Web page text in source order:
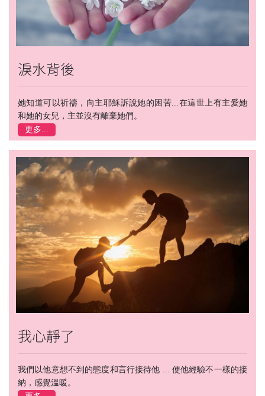
淚水背後
她知道可以祈禱，向主耶穌訴說她的困苦...在這世上有主愛她
和她的女兒，主並沒有離棄她們。
更多...
我心靜了
我們以他意想不到的態度和言行接待他 ... 使他經驗不一樣的接
納，感覺溫暖。